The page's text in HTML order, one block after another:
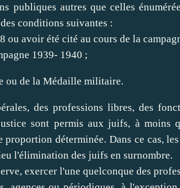
publiques autres que celles
conditions suivantes :
avoir été cité au cours de la
1939- 1940 ;
ou de la Médaille militaire.
des professions libres, des
sont permis aux juifs, à moins
déterminée. Dans ce cas, les
l'élimination des juifs en surnombre.
exercer l'une quelconque des